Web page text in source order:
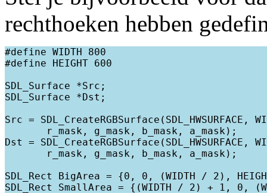
rechthoeken hebben
#define WIDTH 800
#define HEIGHT 600
SDL_Surface *Src;
SDL_Surface *Dst;
Src = SDL_CreateRGBSurface(SDL_HWSURFACE,
       r_mask, g_mask, b_mask, a_mask);
Dst = SDL_CreateRGBSurface(SDL_HWSURFACE,
       r_mask, g_mask, b_mask, a_mask);
SDL_Rect BigArea = {0, 0, (WIDTH / 2),